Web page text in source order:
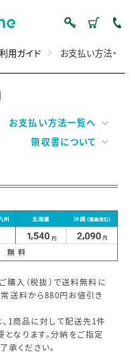
用ガイド お支払い方法・
お支払い方法一覧へ
領収書について
入（税抜）で送料無料に
常送料から880円お値引き
1商品に対して配送先1件
なります。分納をご指定
承ください。